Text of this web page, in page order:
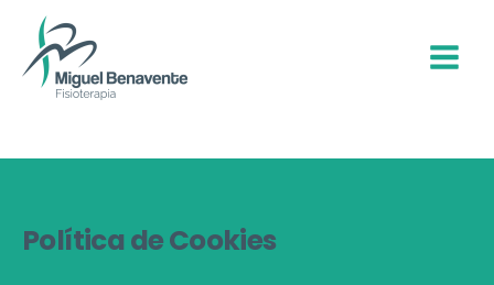
contenido
Política de Cookies